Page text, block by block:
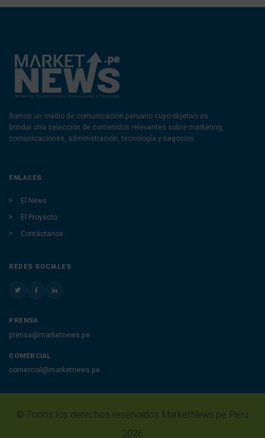
Somos un medio de comunicación peruano cuyo objetivo es
brindar una selección de contenidos relevantes sobre marketing,
comunicaciones, administración, tecnología y negocios.
ENLACES
El News
El Proyecto
Contáctanos
REDES SOCIALES
PRENSA
prensa@marketnews.pe
COMERCIAL
comercial@marketnews.pe
© Todos los derechos reservados MarketNews.pe Perú
2026